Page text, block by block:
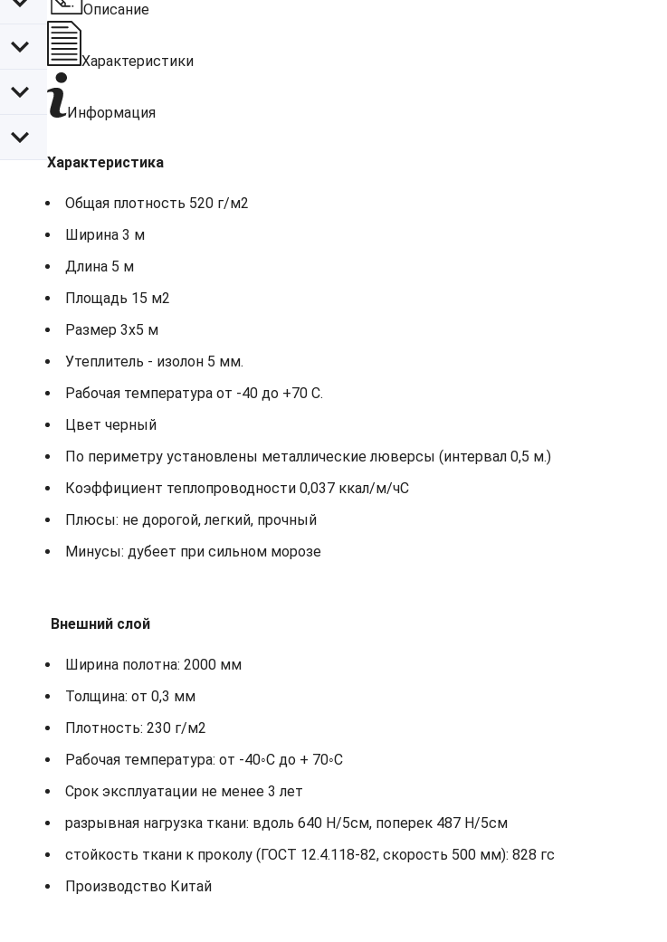
Описание
Характеристики
Информация
Характеристика
Общая плотность 520 г/м2
Ширина 3 м
Длина 5 м
Площадь 15 м2
Размер 3х5 м
Утеплитель - изолон 5 мм.
Рабочая температура от -40 до +70 С.
Цвет черный
По периметру установлены металлические люверсы (интервал 0,5 м.)
Коэффициент теплопроводности 0,037 ккал/м/чС
Плюсы: не дорогой, легкий, прочный
Минусы: дубеет при сильном морозе
Внешний слой
Ширина полотна: 2000 мм
Толщина: от 0,3 мм
Плотность: 230 г/м2
Рабочая температура: от -40◦С до + 70◦С
Срок эксплуатации не менее 3 лет
разрывная нагрузка ткани: вдоль 640 Н/5см, поперек 487 Н/5см
стойкость ткани к проколу (ГОСТ 12.4.118-82, скорость 500 мм): 828 гс
Производство Китай